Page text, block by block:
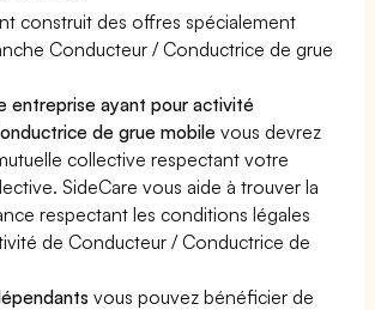
construit des offres spécialement
Conducteur / Conductrice de grue
entreprise ayant pour activité
de grue mobile vous devrez
collective respectant votre
SideCare vous aide à trouver la
respectant les conditions légales
de Conducteur / Conductrice de
vous pouvez bénéficier de